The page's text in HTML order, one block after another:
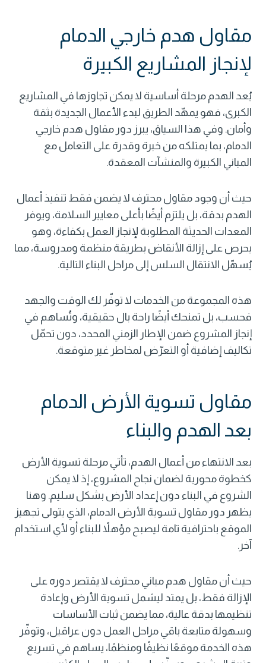
مقاول هدم خارجي الدمام
لإنجاز المشاريع الكبيرة
يُعد الهدم مرحلة أساسية لا يمكن تجاوزها في المشاريع
الكبرى، فهو يمهّد الطريق لبدء الأعمال الجديدة بثقة
وأمان. وفي هذا السياق، يبرز دور مقاول هدم خارجي
الدمام، بما يمتلكه من خبرة وقدرة على التعامل مع
المباني الكبيرة والمنشآت المعقدة.
حيث أن وجود مقاول محترف لا يضمن فقط تنفيذ أعمال
الهدم بدقة، بل يلتزم أيضًا بأعلى معايير السلامة، ويوفر
المعدات الحديثة المطلوبة لإنجاز العمل بكفاءة، وهو
يحرص على إزالة الأنقاض بطريقة منظمة ومدروسة، مما
يُسهّل الانتقال السلس إلى مراحل البناء التالية.
هذه المجموعة من الخدمات لا توفّر لك الوقت والجهد
فحسب، بل تمنحك أيضًا راحة بال حقيقية، وتُساهم في
إنجاز المشروع ضمن الإطار الزمني المحدد، دون تحمّل
تكاليف إضافية أو التعرّض لمخاطر غير متوقعة.
مقاول تسوية الأرض الدمام
بعد الهدم والبناء
بعد الانتهاء من أعمال الهدم، تأتي مرحلة تسوية الأرض
كخطوة محورية لضمان نجاح المشروع، إذ لا يمكن
الشروع في البناء دون إعداد الأرض بشكل سليم. وهنا
يظهر دور مقاول تسوية الأرض الدمام، الذي يتولى تجهيز
الموقع باحترافية تامة ليصبح مؤهلاً للبناء أو لأي استخدام
آخر.
حيث أن مقاول هدم مباني محترف لا يقتصر دوره على
الإزالة فقط، بل يمتد ليشمل تسوية الأرض وإعادة
تنظيمها بدقة عالية، مما يضمن ثبات الأساسات
وسهولة متابعة باقي مراحل العمل دون عراقيل، وتوفّر
هذه الخدمة موقعًا نظيفًا ومنظمًا، يساهم في تسريع